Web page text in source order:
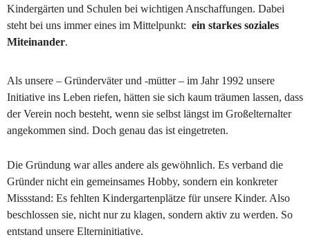
Kindergärten und Schulen bei wichtigen Anschaffungen. Dabei
steht bei uns immer eines im Mittelpunkt: ein starkes soziales
Miteinander.
Als unsere – Gründerväter und -mütter – im Jahr 1992 unsere
Initiative ins Leben riefen, hätten sie sich kaum träumen lassen, dass
der Verein noch besteht, wenn sie selbst längst im Großelternalter
angekommen sind. Doch genau das ist eingetreten.
Die Gründung war alles andere als gewöhnlich. Es verband die
Gründer nicht ein gemeinsames Hobby, sondern ein konkreter
Missstand: Es fehlten Kindergartenplätze für unsere Kinder. Also
beschlossen sie, nicht nur zu klagen, sondern aktiv zu werden. So
entstand unsere Elterninitiative.